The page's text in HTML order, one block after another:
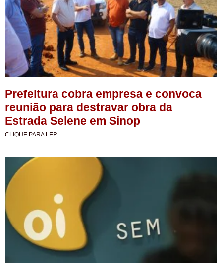
Prefeitura cobra empresa e convoca
reunião para destravar obra da
Estrada Selene em Sinop
CLIQUE PARA LER